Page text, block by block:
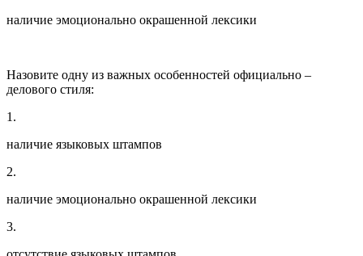
наличие эмоционально окрашенной лексики
Назовите одну из важных особенностей официально –
делового стиля:
1.
наличие языковых штампов
2.
наличие эмоционально окрашенной лексики
3.